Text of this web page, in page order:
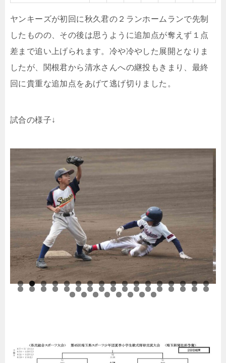
ヤンキーズが初回に秋久君の２ランホームランで先制
したものの、その後は思うように追加点が奪えず１点
差まで追い上げられます。冷や冷やした展開となりま
したが、関根君から清水さんへの継投もきまり、最終
回に貴重な追加点をあげて逃げ切りました。
試合の様子↓